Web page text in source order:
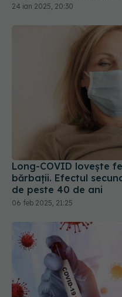
24 ian 2025, 20:30
Long-COVID lovește
bărbații. Efectul
de peste 40 de ani
06 feb 2025, 21:25